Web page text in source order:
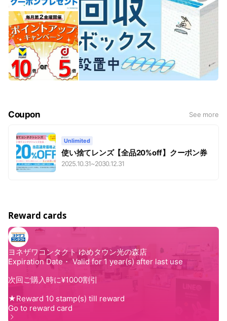
Coupon See more
Unlimited
使い捨てレンズ【全品20%off】クーポン券
2025.10.31~2030.12.31
Reward cards